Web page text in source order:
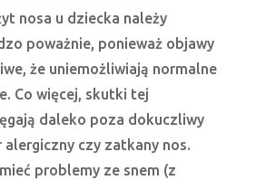
nosa u dziecka należy
poważnie, ponieważ objawy
że uniemożliwiają normalne
Co więcej, skutki tej
daleko poza dokuczliwy
czy zatkany nos.
problemy ze snem (z